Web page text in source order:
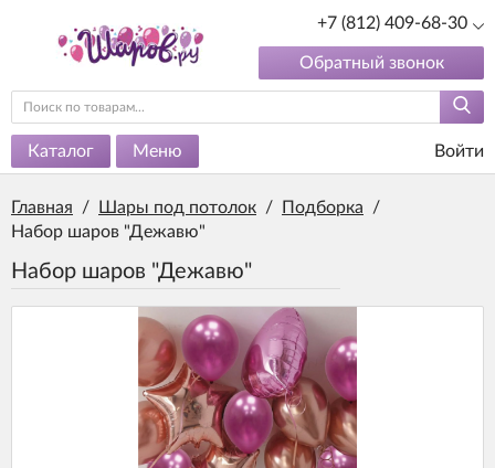
+7 (812) 409-68-30
Обратный звонок
Каталог Меню Войти
Главная / Шары под потолок / Подборка
/
Набор шаров "Дежавю"
Набор шаров "Дежавю"